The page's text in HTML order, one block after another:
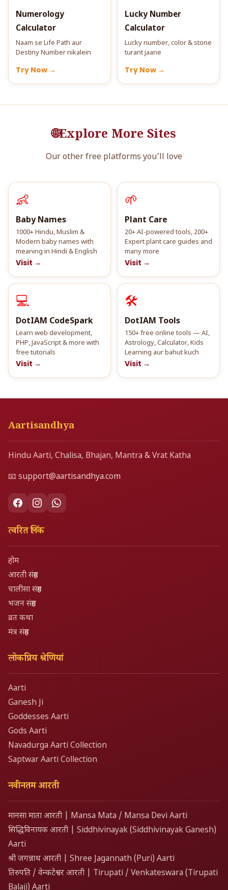
Numerology
Calculator
Naam se Life Path aur
Destiny Number nikalein
Try Now →
Lucky Number
Calculator
Lucky number, color & stone
turant jaane
Try Now →
🌐Explore More Sites
Our other free platforms you'll love
👶
Baby Names
1000+ Hindu, Muslim &
Modern baby names with
meaning in Hindi & English
Visit →
🌱
Plant Care
20+ AI-powered tools, 200+
Expert plant care guides and
many more
Visit →
💻
DotIAM CodeSpark
Learn web development,
PHP, JavaScript & more with
free tutorials
Visit →
🛠️
DotIAM Tools
150+ free online tools — AI,
Astrology, Calculator, Kids
Learning aur bahut kuch
Visit →
Aartisandhya
Hindu Aarti, Chalisa, Bhajan, Mantra & Vrat Katha
📧 support@aartisandhya.com
त्वरित लिंक
होम
आरती संग्रह
चालीसा संग्रह
भजन संग्रह
व्रत कथा
मंत्र संग्रह
लोकप्रिय श्रेणियां
Aarti
Ganesh Ji
Goddesses Aarti
Gods Aarti
Navadurga Aarti Collection
Saptwar Aarti Collection
नवीनतम आरती
मानसा माता आरती | Mansa Mata / Mansa Devi Aarti
सिद्धिविनायक आरती | Siddhivinayak (Siddhivinayak Ganesh)
Aarti
श्री जगन्नाथ आरती | Shree Jagannath (Puri) Aarti
तिरुपति / वेन्कटेश्वर आरती | Tirupati / Venkateswara (Tirupati
Balaji) Aarti